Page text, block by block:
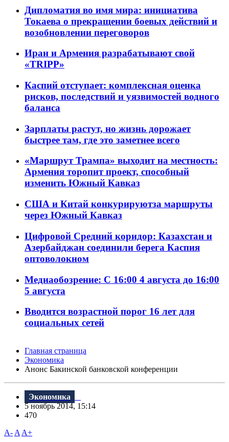
Дипломатия во имя мира: инициатива
Токаева о прекращении боевых действий и
возобновлении переговоров
Иран и Армения разрабатывают свой
«TRIPP»
Каспий отступает: комплексная оценка
рисков, последствий и уязвимостей водного
баланса
Зарплаты растут, но жизнь дорожает
быстрее там, где это заметнее всего
«Маршрут Трампа» выходит на местность:
Армения торопит проект, способный
изменить Южный Кавказ
США и Китай конкурируютза маршруты
через Южный Кавказ
Цифровой Средний коридор: Казахстан и
Азербайджан соединили берега Каспия
оптоволокном
Медиаобозрение: С 16:00 4 августа до 16:00
5 августа
Вводится возрастной порог 16 лет для
социальных сетей
Главная страница
Экономика
Анонс Бакинской банковской конференции
Экономика
5 ноябрь 2014, 15:14
470
A- A A+